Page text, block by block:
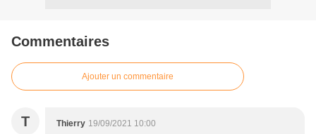
Commentaires
Ajouter un commentaire
T Thierry 19/09/2021 10:00